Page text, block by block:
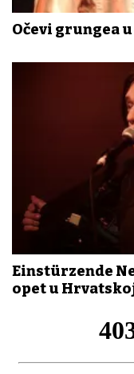
Očevi grungea
Einstürzende
opet u